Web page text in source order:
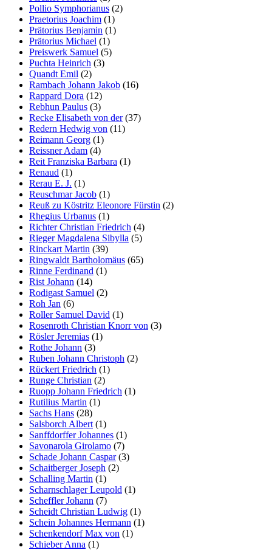
Pollio Symphorianus (2)
Praetorius Joachim (1)
Prätorius Benjamin (1)
Prätorius Michael (1)
Preiswerk Samuel (5)
Puchta Heinrich (3)
Quandt Emil (2)
Rambach Johann Jakob (16)
Rappard Dora (12)
Rebhun Paulus (3)
Recke Elisabeth von der(37)
Redern Hedwig von (11)
Reimann Georg (1)
Reissner Adam (4)
Reit Franziska Barbara (1)
Renaud (1)
Rerau E. J. (1)
Reuschmar Jacob (1)
Reuß zu Köstritz Eleonore Fürstin (2)
Rhegius Urbanus (1)
Richter Christian Friedrich (4)
Rieger Magdalena Sibylla (5)
Rinckart Martin (39)
Ringwaldt Bartholomäus (65)
Rinne Ferdinand (1)
Rist Johann (14)
Rodigast Samuel (2)
Roh Jan (6)
Roller Samuel David (1)
Rosenroth Christian Knorr von (3)
Rösler Jeremias (1)
Rothe Johann (3)
Ruben Johann Christoph (2)
Rückert Friedrich (1)
Runge Christian (2)
Ruopp Johann Friedrich (1)
Rutilius Martin (1)
Sachs Hans (28)
Salsborch Albert (1)
Sanffdorffer Johannes (1)
Savonarola Girolamo (7)
Schade Johann Caspar(3)
Schaitberger Joseph (2)
Schalling Martin (1)
Scharnschlager Leupold (1)
Scheffler Johann (7)
Scheidt Christian Ludwig (1)
Schein Johannes Hermann (1)
Schenkendorf Max von (1)
Schieber Anna (1)